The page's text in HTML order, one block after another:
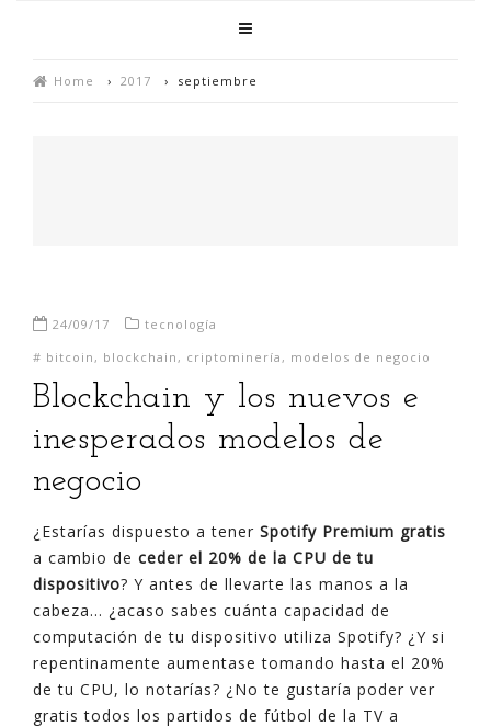
Home › 2017 › septiembre
24/09/17
tecnología
# bitcoin , blockchain , criptominería , modelos de negocio
Blockchain y los nuevos e
inesperados modelos de
negocio
¿Estarías dispuesto a tener Spotify Premium gratis
a cambio de ceder el 20% de la CPU de tu
dispositivo? Y antes de llevarte las manos a la
cabeza… ¿acaso sabes cuánta capacidad de
computación de tu dispositivo utiliza Spotify? ¿Y si
repentinamente aumentase tomando hasta el 20%
de tu CPU, lo notarías? ¿No te gustaría poder ver
gratis todos los partidos de fútbol de la TV a